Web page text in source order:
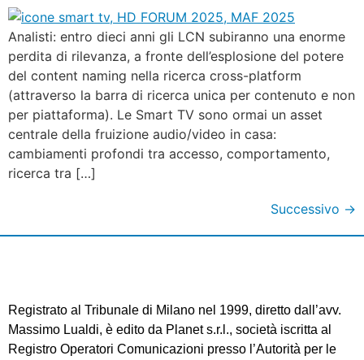
Analisti: entro dieci anni gli LCN subiranno una enorme
perdita di rilevanza, a fronte dell’esplosione del potere
del content naming nella ricerca cross-platform
(attraverso la barra di ricerca unica per contenuto e non
per piattaforma). Le Smart TV sono ormai un asset
centrale della fruizione audio/video in casa:
cambiamenti profondi tra accesso, comportamento,
ricerca tra […]
Successivo →
Registrato al Tribunale di Milano nel 1999, diretto dall’avv.
Massimo Lualdi, è edito da Planet s.r.l., società iscritta al
Registro Operatori Comunicazioni presso l’Autorità per le